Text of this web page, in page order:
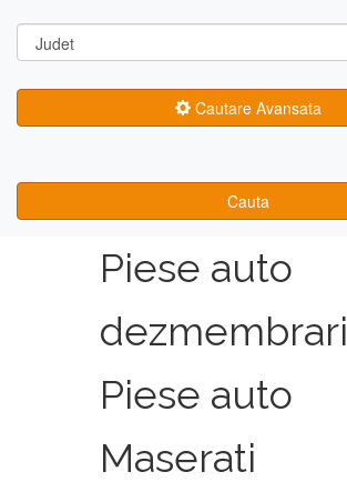
Cautare Avansata
Cauta
Piese auto
dezmembrari
Piese auto
Maserati